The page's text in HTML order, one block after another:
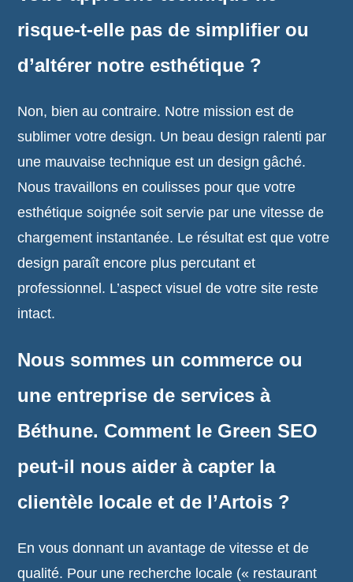
risque-t-elle pas de simplifier ou
d’altérer notre esthétique ?
Non, bien au contraire. Notre mission est de
sublimer votre design. Un beau design ralenti par
une mauvaise technique est un design gâché.
Nous travaillons en coulisses pour que votre
esthétique soignée soit servie par une vitesse de
chargement instantanée. Le résultat est que votre
design paraît encore plus percutant et
professionnel. L’aspect visuel de votre site reste
intact.
Nous sommes un commerce ou
une entreprise de services à
Béthune. Comment le Green SEO
peut-il nous aider à capter la
clientèle locale et de l’Artois ?
En vous donnant un avantage de vitesse et de
qualité. Pour une recherche locale (« restaurant